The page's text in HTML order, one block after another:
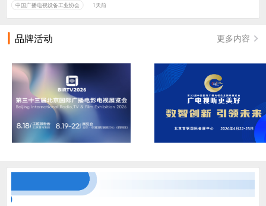
中国广播电视设备工业协会 1天前
品牌活动 更多内容